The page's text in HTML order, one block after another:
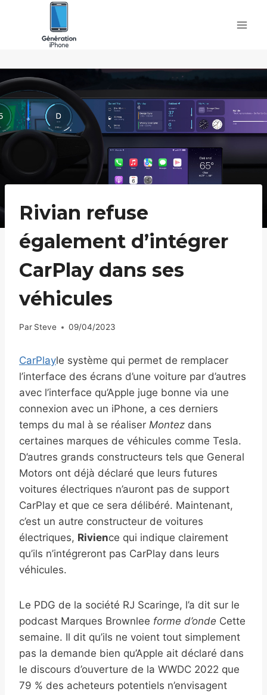
Rivian refuse
également d’intégrer
CarPlay dans ses
véhicules
Par Steve 09/04/2023
CarPlayle système qui permet de remplacer
l’interface des écrans d’une voiture par d’autres
avec l’interface qu’Apple juge bonne via une
connexion avec un iPhone, a ces derniers
temps du mal à se réaliser Montez dans
certaines marques de véhicules comme Tesla.
D’autres grands constructeurs tels que General
Motors ont déjà déclaré que leurs futures
voitures électriques n’auront pas de support
CarPlay et que ce sera délibéré. Maintenant,
c’est un autre constructeur de voitures
électriques, Rivience qui indique clairement
qu’ils n’intégreront pas CarPlay dans leurs
véhicules.
Le PDG de la société RJ Scaringe, l’a dit sur le
podcast Marques Brownlee forme d’onde Cette
semaine. Il dit qu’ils ne voient tout simplement
pas la demande bien qu’Apple ait déclaré dans
le discours d’ouverture de la WWDC 2022 que
79 % des acheteurs potentiels n’envisagent